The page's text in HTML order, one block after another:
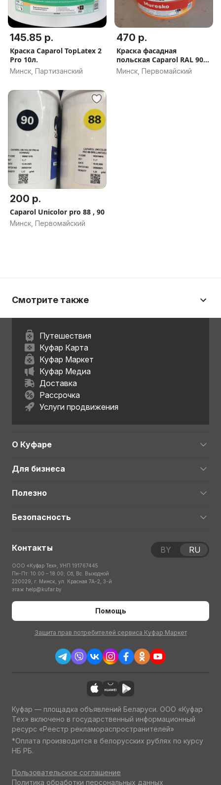
145.85 р.
Краска Caparol TopLatex 2
Pro 10л.
Минск, Партизанский
470 р.
Краска фасадная
польская Caparol RAL 9005
(чёрная)
Минск, Первомайский
200 р.
Caparol Unicolor pro 88 , 90
Минск, Первомайский
Смотрите также
Путешествия
Куфар Карта
Куфар Маркет
Куфар Медиа
Доставка
Рассрочка
Услуги продвижения
О Куфаре
Для бизнеса
Полезно
Безопасность
Контакты
ООО «Куфар Тех», УНП 191767445
Пн-Пт: 10:00 – 18:00; Сб, Вс: Выходной
220029, г. Минск, ул. Красная 7А-2, 3-й
этаж help@kufar.by
Помощь
Защита прав потребителей сервиса Куфар Маркет
BY RU
Куфар — площадка объявлений Беларуси. ООО «Куфар
Тех» включено в государственный информационный
ресурс «Реестр рекламораспространителей»
*Оплата производится в белорусских рублях по курсу
НБ РБ.
Пользовательское соглашение
Политика обработки персональных данных